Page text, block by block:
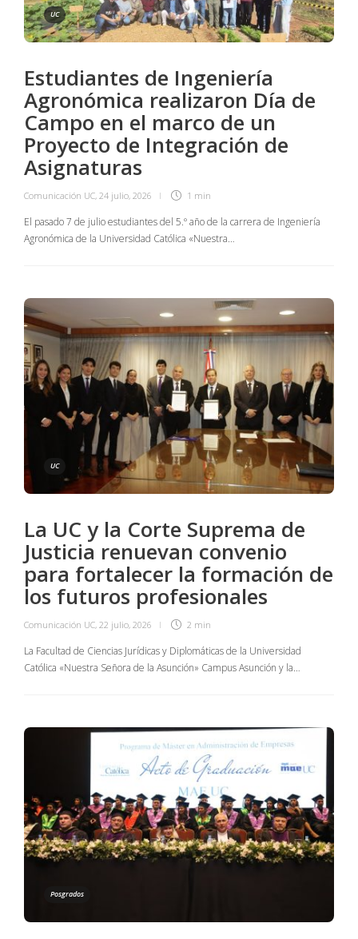
UC
Estudiantes de Ingeniería
Agronómica realizaron Día de
Campo en el marco de un
Proyecto de Integración de
Asignaturas
Comunicación UC, 24 julio, 2026 1 min
El pasado 7 de julio estudiantes del 5.º año de la carrera de Ingeniería
Agronómica de la Universidad Católica «Nuestra…
UC
La UC y la Corte Suprema de
Justicia renuevan convenio
para fortalecer la formación de
los futuros profesionales
Comunicación UC, 22 julio, 2026 2 min
La Facultad de Ciencias Jurídicas y Diplomáticas de la Universidad
Católica «Nuestra Señora de la Asunción» Campus Asunción y la…
Posgrados